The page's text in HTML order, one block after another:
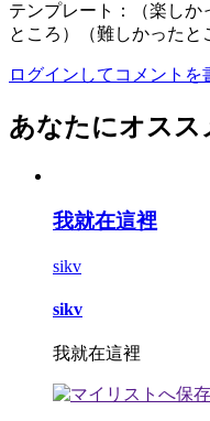
テンプレート：（楽しか
ところ）（難しかったと
ログインしてコメントを
あなたにオスス
我就在這裡
sikv
sikv
我就在這裡